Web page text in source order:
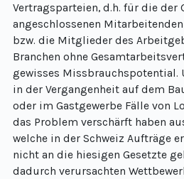
Vertragsparteien, d.h. für die der
angeschlossenen
bzw. die Mitglieder des
Branchen ohne
gewisses Missbrauchspotential.
in der Vergangenheit auf dem
oder im Gastgewerbe Fälle von
das Problem verschärft haben
welche in der Schweiz Aufträge
nicht an die hiesigen Gesetzte
dadurch verursachten